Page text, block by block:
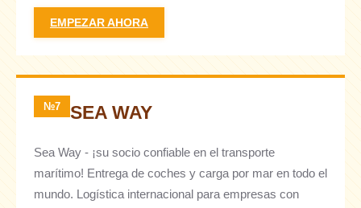
EMPEZAR AHORA
№7 SEA WAY
Sea Way - ¡su socio confiable en el transporte
marítimo! Entrega de coches y carga por mar en todo el
mundo. Logística internacional para empresas con